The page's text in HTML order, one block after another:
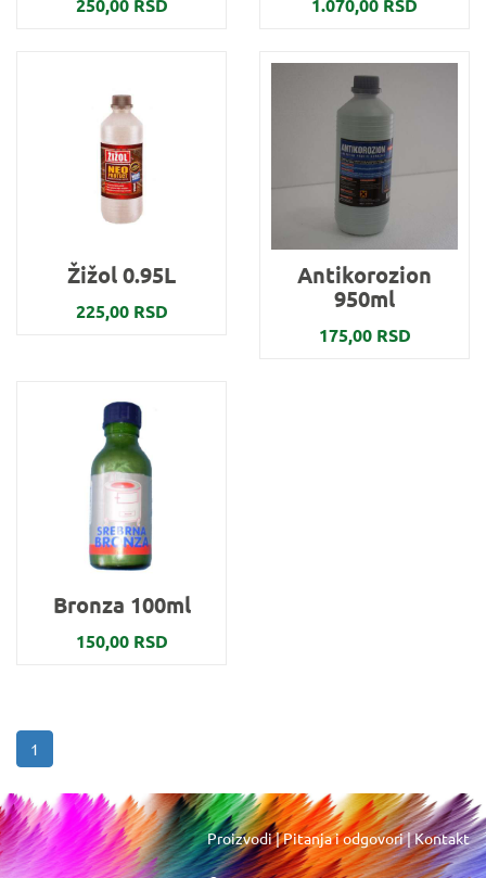
250,00 RSD 1.070,00 RSD
Žižol 0.95L
225,00 RSD
Antikorozion
950ml
175,00 RSD
Bronza 100ml
150,00 RSD
1
Proizvodi|Pitanja i odgovori|Kontakt